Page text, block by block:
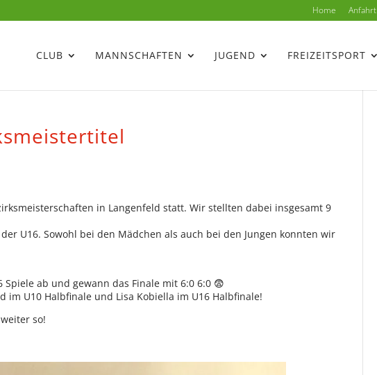
Home Anfahrt
CLUB MANNSCHAFTEN JUGEND FREIZEITSPORT
in Langenfeld statt. Wir stellten dabei insgesamt 9
U16. Sowohl bei den Mädchen als auch bei den Jungen konnten wir
ab und gewann das Finale mit 6:0 6:0 😨
im U10 Halbfinale und Lisa Kobiella im U16 Halbfinale!
so!